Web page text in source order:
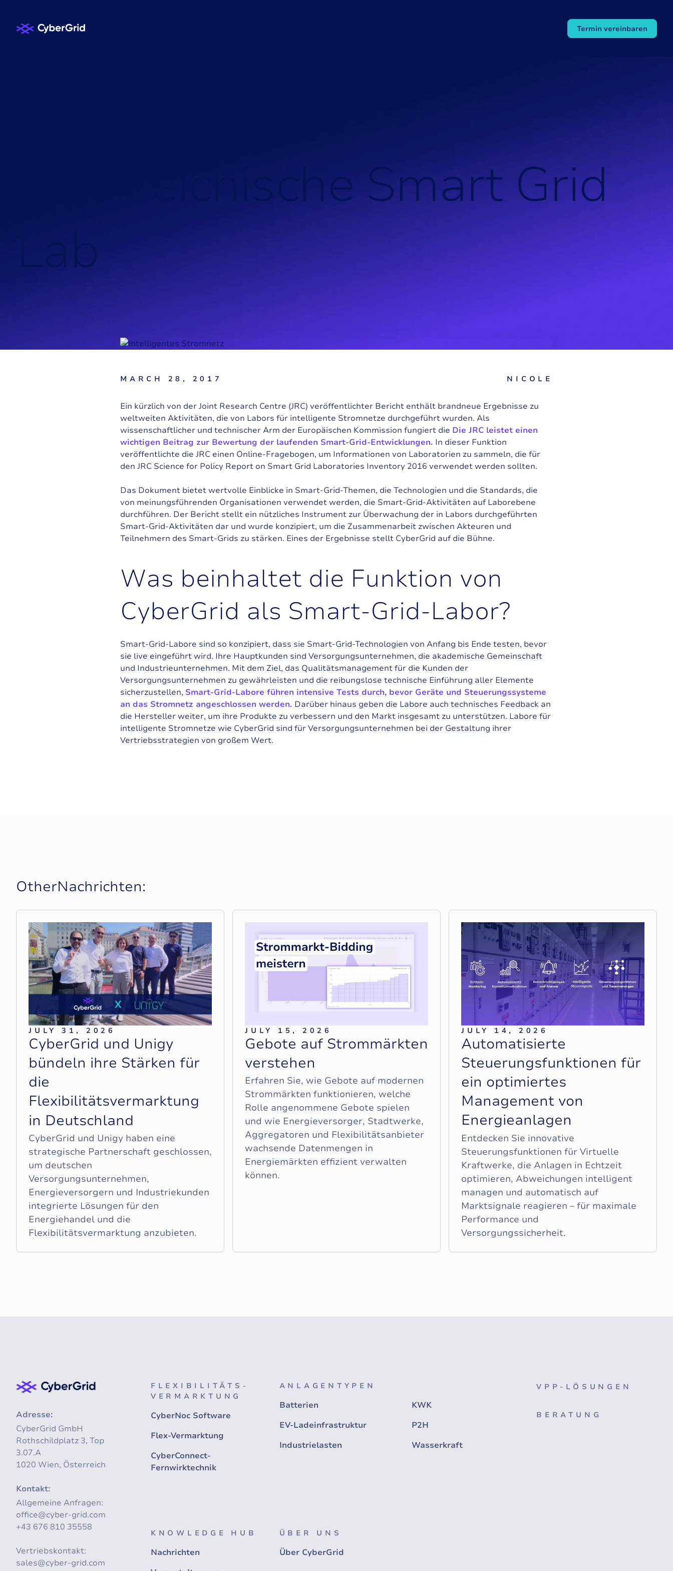
Termin vereinbaren
che SmartGrid
ab
MARCH 28, 2017 NICOLE
Ein kürzlich von der Joint Research Centre (JRC) veröffentlichter Bericht enthält brandneue Ergebnisse zu
weltweiten Aktivitäten, die von Labors für intelligente Stromnetze durchgeführt wurden. Als
wissenschaftlicher und technischer Arm der Europäischen Kommission fungiert die Die JRC leistet einen
wichtigen Beitrag zur Bewertung der laufenden Smart-Grid-Entwicklungen. In dieser Funktion
veröffentlichte die JRC einen Online-Fragebogen, um Informationen von Laboratorien zu sammeln, die für
den JRC Science for Policy Report on Smart Grid Laboratories Inventory 2016 verwendet werden sollten.
Das Dokument bietet wertvolle Einblicke in Smart-Grid-Themen, die Technologien und die Standards, die
von meinungsführenden Organisationen verwendet werden, die Smart-Grid-Aktivitäten auf Laborebene
durchführen. Der Bericht stellt ein nützliches Instrument zur Überwachung der in Labors durchgeführten
Smart-Grid-Aktivitäten dar und wurde konzipiert, um die Zusammenarbeit zwischen Akteuren und
Teilnehmern des Smart-Grids zu stärken. Eines der Ergebnisse stellt CyberGrid auf die Bühne.
Was beinhaltet die Funktion von
CyberGrid als Smart-Grid-Labor?
Smart-Grid-Labore sind so konzipiert, dass sie Smart-Grid-Technologien von Anfang bis Ende testen, bevor
sie live eingeführt wird. Ihre Hauptkunden sind Versorgungsunternehmen, die akademische Gemeinschaft
und Industrieunternehmen. Mit dem Ziel, das Qualitätsmanagement für die Kunden der
Versorgungsunternehmen zu gewährleisten und die reibungslose technische Einführung aller Elemente
sicherzustellen, Smart-Grid-Labore führen intensive Tests durch, bevor Geräte und Steuerungssysteme
an das Stromnetz angeschlossen werden. Darüber hinaus geben die Labore auch technisches Feedback an
die Hersteller weiter, um ihre Produkte zu verbessern und den Markt insgesamt zu unterstützen. Labore für
intelligente Stromnetze wie CyberGrid sind für Versorgungsunternehmen bei der Gestaltung ihrer
Vertriebsstrategien von großem Wert.
OtherNachrichten:
JULY 31, 2026
CyberGrid und Unigy
bündeln ihre Stärken für
die
Flexibilitätsvermarktung
in Deutschland
CyberGrid und Unigy haben eine
strategische Partnerschaft geschlossen,
um deutschen
Versorgungsunternehmen,
Energieversorgern und Industriekunden
integrierte Lösungen für den
Energiehandel und die
Flexibilitätsvermarktung anzubieten.
JULY 15, 2026
Gebote auf Strommärkten
verstehen
Erfahren Sie, wie Gebote auf modernen
Strommärkten funktionieren, welche
Rolle angenommene Gebote spielen
und wie Energieversorger, Stadtwerke,
Aggregatoren und Flexibilitätsanbieter
wachsende Datenmengen in
Energiemärkten effizient verwalten
können.
JULY 14, 2026
Automatisierte
Steuerungsfunktionen für
ein optimiertes
Management von
Energieanlagen
Entdecken Sie innovative
Steuerungsfunktionen für Virtuelle
Kraftwerke, die Anlagen in Echtzeit
optimieren, Abweichungen intelligent
managen und automatisch auf
Marktsignale reagieren – für maximale
Performance und
Versorgungssicherheit.
Adresse:
CyberGrid GmbH
Rothschildplatz 3, Top
3.07.A
1020 Wien, Österreich
Kontakt:
Allgemeine Anfragen:
office@cyber-grid.com
+43 676 810 35558
Vertriebskontakt:
sales@cyber-grid.com
FLEXIBILITÄTS-
VERMARKTUNG
CyberNoc Software
Flex-Vermarktung
CyberConnect-
Fernwirktechnik
ANLAGENTYPEN
Batterien
EV-Ladeinfrastruktur
Industrielasten
KWK
P2H
Wasserkraft
VPP-LÖSUNGEN
BERATUNG
KNOWLEDGE HUB
Nachrichten
ÜBER UNS
Über CyberGrid